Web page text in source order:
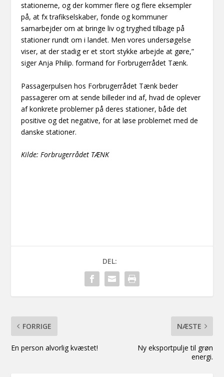
stationerne, og der kommer flere og flere eksempler
på, at fx trafikselskaber, fonde og kommuner
samarbejder om at bringe liv og tryghed tilbage på
stationer rundt om i landet. Men vores undersøgelse
viser, at der stadig er et stort stykke arbejde at gøre,”
siger Anja Philip. formand for Forbrugerrådet Tænk.
Passagerpulsen hos Forbrugerrådet Tænk beder
passagerer om at sende billeder ind af, hvad de oplever
af konkrete problemer på deres stationer, både det
positive og det negative, for at løse problemet med de
danske stationer.
Kilde: Forbrugerrådet TÆNK
DEL:
FORRIGE
En person alvorlig kvæstet!
NÆSTE
Ny eksportpulje til grøn
energi.